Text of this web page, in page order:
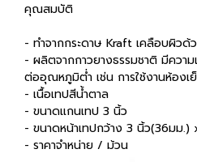
คุณสมบัติ
- ทำจากกระดาษ Kraft เคลือบผิวด้
- ผลิตจากกาวยางธรรมชาติ มีควา
ต่ออุณหภูมิต่ำ เช่น การใช้งานห้องเ
- เนื้อเทปสีน้ำตาล
- ขนาดแกนเทป 3 นิ้ว
- ขนาดหน้าเทปกว้าง 3 นิ้ว(36มม.)
- ราคาจำหน่าย / ม้วน